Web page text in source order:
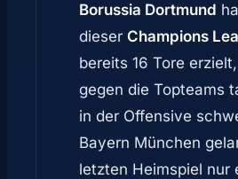
Borussia Dortmund
dieser Champions
bereits 16 Tore
gegen die Topteams
in der Offensive
Bayern München
letzten Heimspiel nur